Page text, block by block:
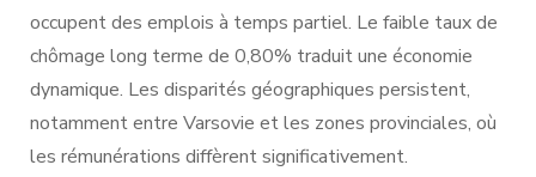
occupent des emplois à temps partiel. Le faible taux de
chômage long terme de 0,80% traduit une économie
dynamique. Les disparités géographiques persistent,
notamment entre Varsovie et les zones provinciales, où
les rémunérations diffèrent significativement.